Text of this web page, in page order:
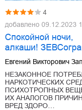
4
добавлено 09.12.2023
Спокойной ночи,
алкаши!
Евгений Викторович
НЕЗАКОННОЕ
НАРКОТИЧЕСКИХ
ПСИХОТРОПНЫХ
ИХ АНАЛОГОВ
ВРЕД ЗДОРО…